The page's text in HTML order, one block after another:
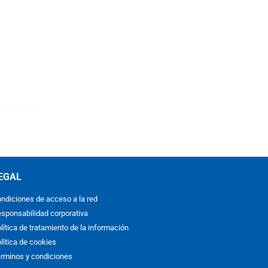
de acceso a la red
corporativa
de tratamiento de la información
de cookies
y condiciones